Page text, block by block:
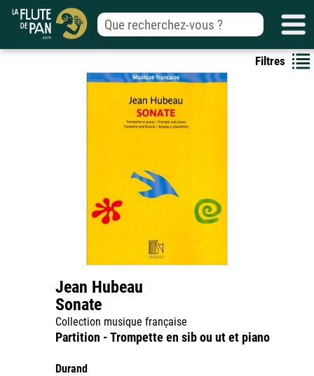
Filtres
Jean Hubeau
Sonate
Collection musique française
Partition - Trompette en sib ou ut et piano
Durand